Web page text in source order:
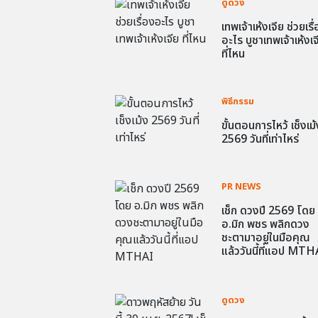
เทพเจ้าเห้งเจีย ช่วยเ
อะไร บูชาเทพเจ้าเห้งเ
ที่ไหน
พิธีกรรม
ขั้นตอนการไหว้ เช็งเ
2569 วันที่เท่าไหร่
PR NEWS
เช็ก ดวงปี 2569 โดย
อ.มิก พชร พลิกดวง
ชะตามาอยู่ในมือคุณ
แล้ววันนี้ที่แอป
ดูดวง